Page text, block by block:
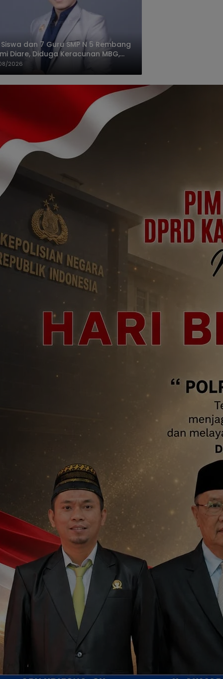
Siswa dan 7 Guru SMP N 5 Rembang
Diare, Diduga Keracunan MBG,
Harus Tanggung Jawab
2026